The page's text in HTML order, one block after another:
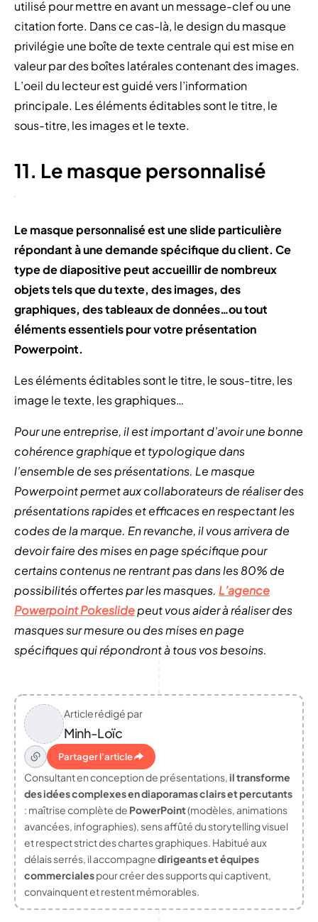
utilisé pour mettre en avant un message-clef ou une
citation forte. Dans ce cas-là, le design du masque
privilégie une boîte de texte centrale qui est mise en
valeur par des boîtes latérales contenant des images.
L’oeil du lecteur est guidé vers l’information
principale. Les éléments éditables sont le titre, le
sous-titre, les images et le texte.
11. Le masque personnalisé
Le masque personnalisé est une slide particulière
répondant à une demande spécifique du client. Ce
type de diapositive peut accueillir de nombreux
objets tels que du texte, des images, des
graphiques, des tableaux de données…ou tout
éléments essentiels pour votre présentation
Powerpoint.
Les éléments éditables sont le titre, le sous-titre, les
image le texte, les graphiques…
Pour une entreprise, il est important d’avoir une bonne
cohérence graphique et typologique dans
l’ensemble de ses présentations. Le masque
Powerpoint permet aux collaborateurs de réaliser des
présentations rapides et efficaces en respectant les
codes de la marque. En revanche, il vous arrivera de
devoir faire des mises en page spécifique pour
certains contenus ne rentrant pas dans les 80% de
possibilités offertes par les masques. L’agence
Powerpoint Pokeslidepeut vous aider à réaliser des
masques sur mesure ou des mises en page
spécifiques qui répondront à tous vos besoins.
Article rédigé par
Minh-Loïc
Partager l'article
Consultant en conception de présentations,il transforme
des idées complexes en diaporamas clairs et percutants
: maîtrise complète de PowerPoint(modèles, animations
avancées, infographies), sens affûté du storytelling visuel
et respect strict des chartes graphiques. Habitué aux
délais serrés, il accompagnedirigeants et équipes
commercialespour créer des supports qui captivent,
convainquent et restent mémorables.